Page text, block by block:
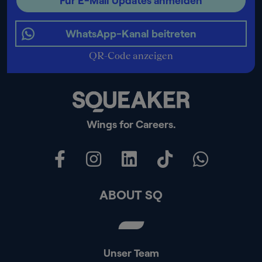
Wings for Careers.
WhatsApp-Kanal beitreten
QR-Code anzeigen
ABOUT SQ
Unser Team